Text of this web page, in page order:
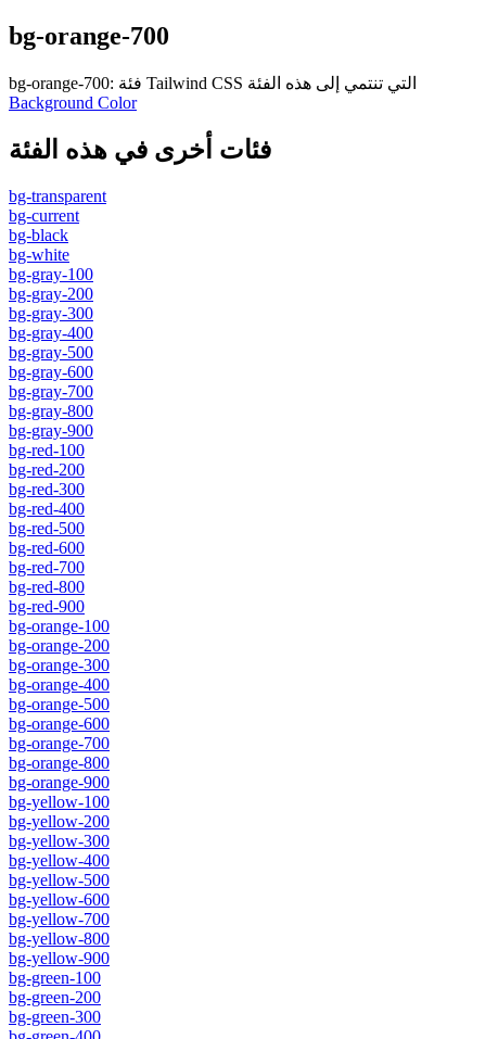
bg-orange-700
bg-orange-700:
فئة Tailwind CSS التي تنتمي إلى هذه الفئة
Background Color
فئات أخرى في هذه الفئة
bg-transparent
bg-current
bg-black
bg-white
bg-gray-100
bg-gray-200
bg-gray-300
bg-gray-400
bg-gray-500
bg-gray-600
bg-gray-700
bg-gray-800
bg-gray-900
bg-red-100
bg-red-200
bg-red-300
bg-red-400
bg-red-500
bg-red-600
bg-red-700
bg-red-800
bg-red-900
bg-orange-100
bg-orange-200
bg-orange-300
bg-orange-400
bg-orange-500
bg-orange-600
bg-orange-700
bg-orange-800
bg-orange-900
bg-yellow-100
bg-yellow-200
bg-yellow-300
bg-yellow-400
bg-yellow-500
bg-yellow-600
bg-yellow-700
bg-yellow-800
bg-yellow-900
bg-green-100
bg-green-200
bg-green-300